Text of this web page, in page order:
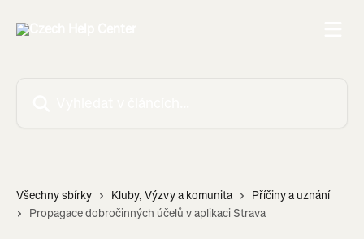
Všechny sbírky Kluby, Výzvy a komunita
Příčiny a uznání
Propagace dobročinných účelů v aplikaci Strava